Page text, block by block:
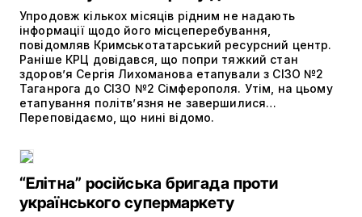
Упродовж кількох місяців рідним не надають
інформації щодо його місцеперебування,
повідомляв Кримськотатарський ресурсний центр.
Раніше КРЦ довідався, що попри тяжкий стан
здоров’я Сергія Лихоманова етапували з СІЗО №2
Таганрога до СІЗО №2 Сімферополя. Утім, на цьому
етапування політвʼязня не завершилися…
Переповідаємо, що нині відомо.
“Елітна” російська бригада проти
українського супермаркету